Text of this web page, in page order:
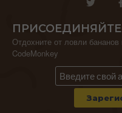
Отдохните от ловли бананов
CodeMonkey